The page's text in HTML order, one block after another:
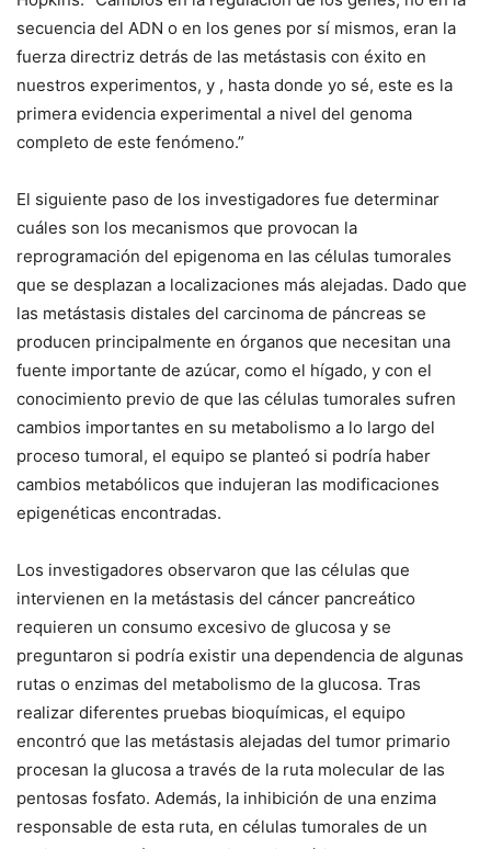
secuencia del ADN o en los genes por sí mismos, eran la
fuerza directriz detrás de las metástasis con éxito en
nuestros experimentos, y , hasta donde yo sé, este es la
primera evidencia experimental a nivel del genoma
completo de este fenómeno.”
El siguiente paso de los investigadores fue determinar
cuáles son los mecanismos que provocan la
reprogramación del epigenoma en las células tumorales
que se desplazan a localizaciones más alejadas. Dado que
las metástasis distales del carcinoma de páncreas se
producen principalmente en órganos que necesitan una
fuente importante de azúcar, como el hígado, y con el
conocimiento previo de que las células tumorales sufren
cambios importantes en su metabolismo a lo largo del
proceso tumoral, el equipo se planteó si podría haber
cambios metabólicos que indujeran las modificaciones
epigenéticas encontradas.
Los investigadores observaron que las células que
intervienen en la metástasis del cáncer pancreático
requieren un consumo excesivo de glucosa y se
preguntaron si podría existir una dependencia de algunas
rutas o enzimas del metabolismo de la glucosa. Tras
realizar diferentes pruebas bioquímicas, el equipo
encontró que las metástasis alejadas del tumor primario
procesan la glucosa a través de la ruta molecular de las
pentosas fosfato. Además, la inhibición de una enzima
responsable de esta ruta, en células tumorales de un